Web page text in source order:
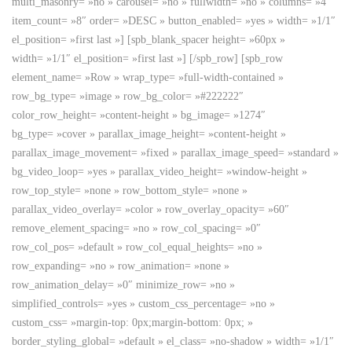
item_count= »8″ order= »DESC » button_enabled= »yes » width= »1/1″
el_position= »first last »] [spb_blank_spacer height= »60px »
width= »1/1″ el_position= »first last »] [/spb_row] [spb_row
element_name= »Row » wrap_type= »full-width-contained »
row_bg_type= »image » row_bg_color= »#222222″
color_row_height= »content-height » bg_image= »1274″
bg_type= »cover » parallax_image_height= »content-height »
parallax_image_movement= »fixed » parallax_image_speed= »standard »
bg_video_loop= »yes » parallax_video_height= »window-height »
row_top_style= »none » row_bottom_style= »none »
parallax_video_overlay= »color » row_overlay_opacity= »60″
remove_element_spacing= »no » row_col_spacing= »0″
row_col_pos= »default » row_col_equal_heights= »no »
row_expanding= »no » row_animation= »none »
row_animation_delay= »0″ minimize_row= »no »
simplified_controls= »yes » custom_css_percentage= »no »
custom_css= »margin-top: 0px;margin-bottom: 0px; »
border_styling_global= »default » el_class= »no-shadow » width= »1/1″